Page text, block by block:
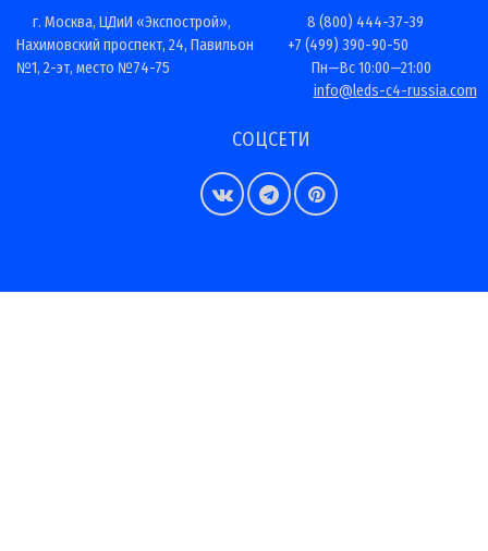
г. Москва, ЦДиИ «Экспострой»,
Нахимовский проспект, 24, Павильон
№1, 2-эт, место №74-75
8 (800) 444-37-39
+7 (499) 390-90-50
Пн—Вс 10:00—21:00
info@leds-c4-russia.com
СОЦСЕТИ